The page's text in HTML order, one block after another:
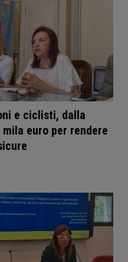
e ciclisti, dalla
euro per rendere